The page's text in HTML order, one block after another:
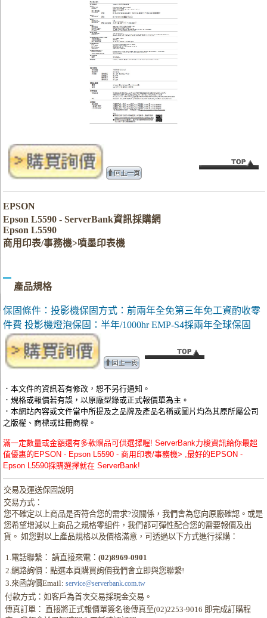
EPSON
Epson L5590 - ServerBank資訊採購網
Epson L5590
商用印表/事務機>噴墨印表機
產品規格
保固條件：投影機保固方式：前兩年全免第三年免工資酌收零
件費 投影機燈泡保固：半年/1000hr EMP-S4採兩年全球保固
．本文件的資訊若有修改，恕不另行通知。
．規格或報價若有誤，以原廠型錄或正式報價單為主。
．本網站內容或文件當中所提及之品牌及產品名稱或圖片均為其原所屬公司
之版權、商標或註冊商標。
滿一定數量或金額還有多款贈品可供選擇喔! ServerBank力梭資訊給你最超
值優惠的EPSON - Epson L5590 - 商用印表/事務機> ,最好的EPSON -
Epson L5590採購選擇就在 ServerBank!
交易及運送保固說明
交易方式：
您不確定以上商品是否符合您的需求?沒關係，我們會為您向原廠確認。或是
您希望增減以上商品之規格零組件，我們都可彈性配合您的需要報價及出
貨。 如您對以上產品規格以及價格滿意，可透過以下方式進行採購：
1.電話聯繫： 請直接來電：(02)8969-0901
2.網路詢價：點選本頁購買詢價我們會立即與您聯繫!
3.來函詢價Email: service@serverbank.com.tw
付款方式：如客戶為首次交易採現金交易。
傳真訂單： 直接將正式報價單簽名後傳真至(02)2253-9016 即完成訂購程